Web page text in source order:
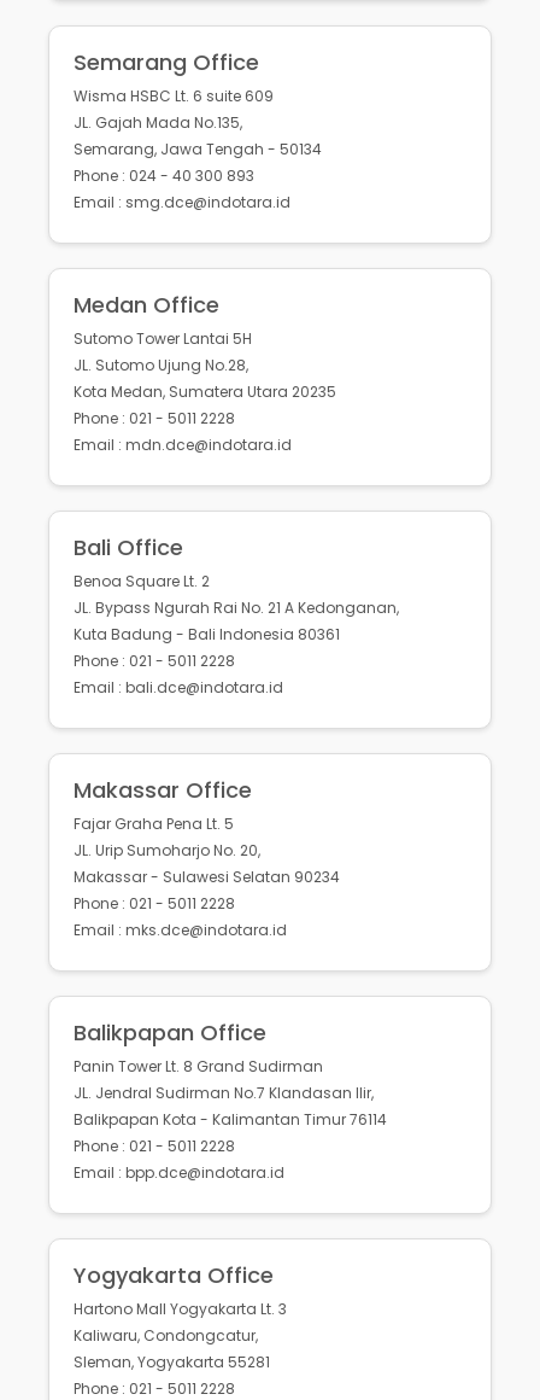
Semarang Office
Wisma HSBC Lt. 6 suite 609
JL. Gajah Mada No.135,
Semarang, Jawa Tengah - 50134
Phone : 024 - 40 300 893
Email : smg.dce@indotara.id
Medan Office
Sutomo Tower Lantai 5H
JL. Sutomo Ujung No.28,
Kota Medan, Sumatera Utara 20235
Phone : 021 - 5011 2228
Email : mdn.dce@indotara.id
Bali Office
Benoa Square Lt. 2
JL. Bypass Ngurah Rai No. 21 A Kedonganan,
Kuta Badung - Bali Indonesia 80361
Phone : 021 - 5011 2228
Email : bali.dce@indotara.id
Makassar Office
Fajar Graha Pena Lt. 5
JL. Urip Sumoharjo No. 20,
Makassar - Sulawesi Selatan 90234
Phone : 021 - 5011 2228
Email : mks.dce@indotara.id
Balikpapan Office
Panin Tower Lt. 8 Grand Sudirman
JL. Jendral Sudirman No.7 Klandasan Ilir,
Balikpapan Kota - Kalimantan Timur 76114
Phone : 021 - 5011 2228
Email : bpp.dce@indotara.id
Yogyakarta Office
Hartono Mall Yogyakarta Lt. 3
Kaliwaru, Condongcatur,
Sleman, Yogyakarta 55281
Phone : 021 - 5011 2228